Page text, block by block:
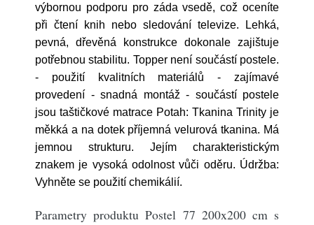
výbornou podporu pro záda vsedě, což oceníte
při čtení knih nebo sledování televize. Lehká,
pevná, dřevěná konstrukce dokonale zajištuje
potřebnou stabilitu. Topper není součástí postele.
- použití kvalitních materiálů - zajímavé
provedení - snadná montáž - součástí postele
jsou taštičkové matrace Potah: Tkanina Trinity je
měkká a na dotek příjemná velurová tkanina. Má
jemnou strukturu. Jejím charakteristickým
znakem je vysoká odolnost vůči oděru. Údržba:
Vyhněte se použití chemikálií.
Parametry produktu Postel 77 200x200 cm s